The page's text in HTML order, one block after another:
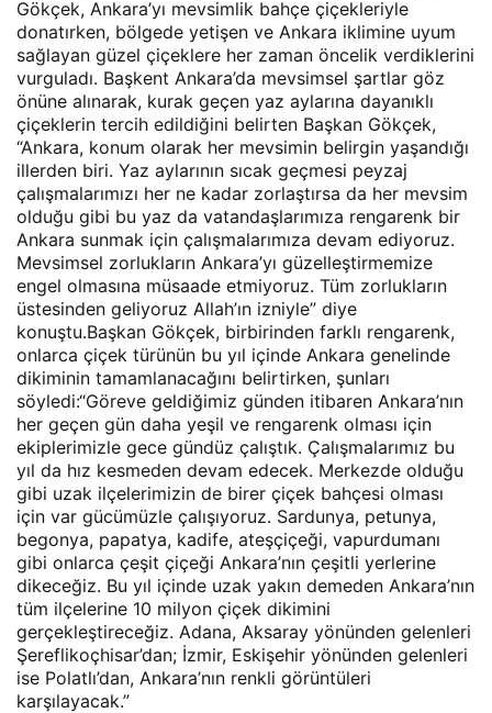
Gökçek, Ankara’yı mevsimlik bahçe çiçekleriyle
donatırken, bölgede yetişen ve Ankara iklimine uyum
sağlayan güzel çiçeklere her zaman öncelik verdiklerini
vurguladı. Başkent Ankara’da mevsimsel şartlar göz
önüne alınarak, kurak geçen yaz aylarına dayanıklı
çiçeklerin tercih edildiğini belirten Başkan Gökçek,
“Ankara, konum olarak her mevsimin belirgin yaşandığı
illerden biri. Yaz aylarının sıcak geçmesi peyzaj
çalışmalarımızı her ne kadar zorlaştırsa da her mevsim
olduğu gibi bu yaz da vatandaşlarımıza rengarenk bir
Ankara sunmak için çalışmalarımıza devam ediyoruz.
Mevsimsel zorlukların Ankara’yı güzelleştirmemize
engel olmasına müsaade etmiyoruz. Tüm zorlukların
üstesinden geliyoruz Allah’ın izniyle” diye
konuştu.Başkan Gökçek, birbirinden farklı rengarenk,
onlarca çiçek türünün bu yıl içinde Ankara genelinde
dikiminin tamamlanacağını belirtirken, şunları
söyledi:“Göreve geldiğimiz günden itibaren Ankara’nın
her geçen gün daha yeşil ve rengarenk olması için
ekiplerimizle gece gündüz çalıştık. Çalışmalarımız bu
yıl da hız kesmeden devam edecek. Merkezde olduğu
gibi uzak ilçelerimizin de birer çiçek bahçesi olması
için var gücümüzle çalışıyoruz. Sardunya, petunya,
begonya, papatya, kadife, ateşçiçeği, vapurdumanı
gibi onlarca çeşit çiçeği Ankara’nın çeşitli yerlerine
dikeceğiz. Bu yıl içinde uzak yakın demeden Ankara’nın
tüm ilçelerine 10 milyon çiçek dikimini
gerçekleştireceğiz. Adana, Aksaray yönünden gelenleri
Şereflikoçhisar’dan; İzmir, Eskişehir yönünden gelenleri
ise Polatlı’dan, Ankara’nın renkli görüntüleri
karşılayacak.”